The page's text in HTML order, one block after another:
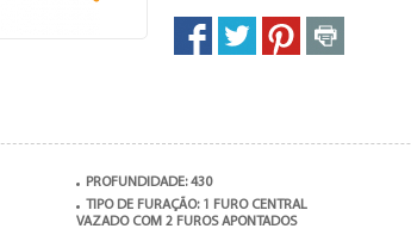
PROFUNDIDADE: 430
TIPO DE FURAÇÃO: 1 FURO CENTRAL
VAZADO COM 2 FUROS APONTADOS